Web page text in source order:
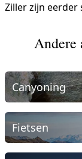
Ziller zijn eerder
Canyoning
Fietsen